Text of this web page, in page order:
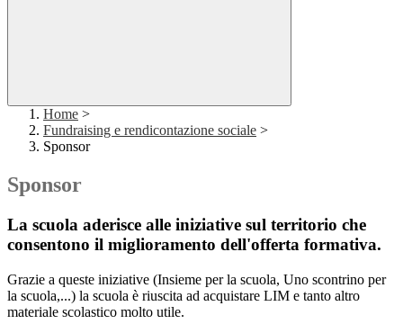
Home >
Fundraising e rendicontazione sociale >
Sponsor
Sponsor
La scuola aderisce alle iniziative sul territorio che
consentono il miglioramento dell'offerta formativa.
Grazie a queste iniziative (Insieme per la scuola, Uno scontrino per
la scuola,...) la scuola è riuscita ad acquistare LIM e tanto altro
materiale scolastico molto utile.